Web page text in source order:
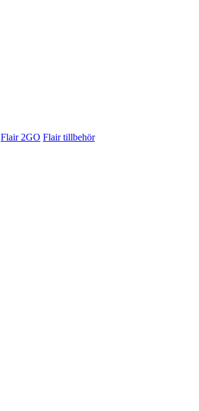
Flair 2GO Flair tillbehör